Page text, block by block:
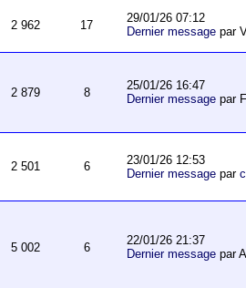
2 962 17
29/01/26 07:12
Dernier messagepar
2 879 8
25/01/26 16:47
Dernier messagepar
2 501 6
23/01/26 12:53
Dernier messagepar
5 002 6
22/01/26 21:37
Dernier messagepar